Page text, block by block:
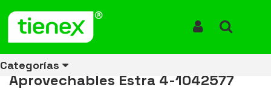
Categorías
Papelera Pedal 20 Litros Verde Residuos Orgánicos y
Aprovechables Estra 4-1042577
Papelera Pedal 20 Litros Verde
Residuos Orgánicos y
Aprovechables Estra 4-1042577